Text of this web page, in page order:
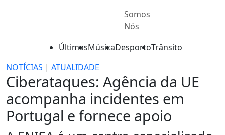
Somos
Nós
ÚltimasMúsicaDesportoTrânsito
NOTÍCIAS | ATUALIDADE
Ciberataques: Agência da UE
acompanha incidentes em
Portugal e fornece apoio